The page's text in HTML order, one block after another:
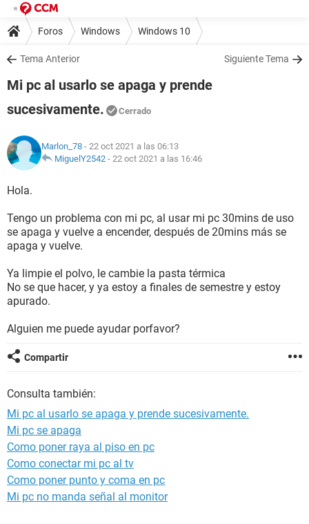
Foros Windows Windows 10
Tema Anterior Siguiente Tema
Mi pc al usarlo se apaga y prende
sucesivamente.
Cerrado
Marlon_78 - 22 oct 2021 a las 06:13
MiguelY2542 - 22 oct 2021 a las 16:46
Hola.
Tengo un problema con mi pc, al usar mi pc 30mins de uso
se apaga y vuelve a encender, después de 20mins más se
apaga y vuelve.
Ya limpie el polvo, le cambie la pasta térmica
No se que hacer, y ya estoy a finales de semestre y estoy
apurado.
Alguien me puede ayudar porfavor?
Compartir
Consulta también:
Mi pc al usarlo se apaga y prende sucesivamente.
Mi pc se apaga
Como poner raya al piso en pc
Como conectar mi pc al tv
Como poner punto y coma en pc
Mi pc no manda señal al monitor